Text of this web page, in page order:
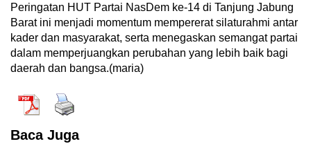
Peringatan HUT Partai NasDem ke-14 di Tanjung Jabung
Barat ini menjadi momentum mempererat silaturahmi antar
kader dan masyarakat, serta menegaskan semangat partai
dalam memperjuangkan perubahan yang lebih baik bagi
daerah dan bangsa.(maria)
Baca Juga